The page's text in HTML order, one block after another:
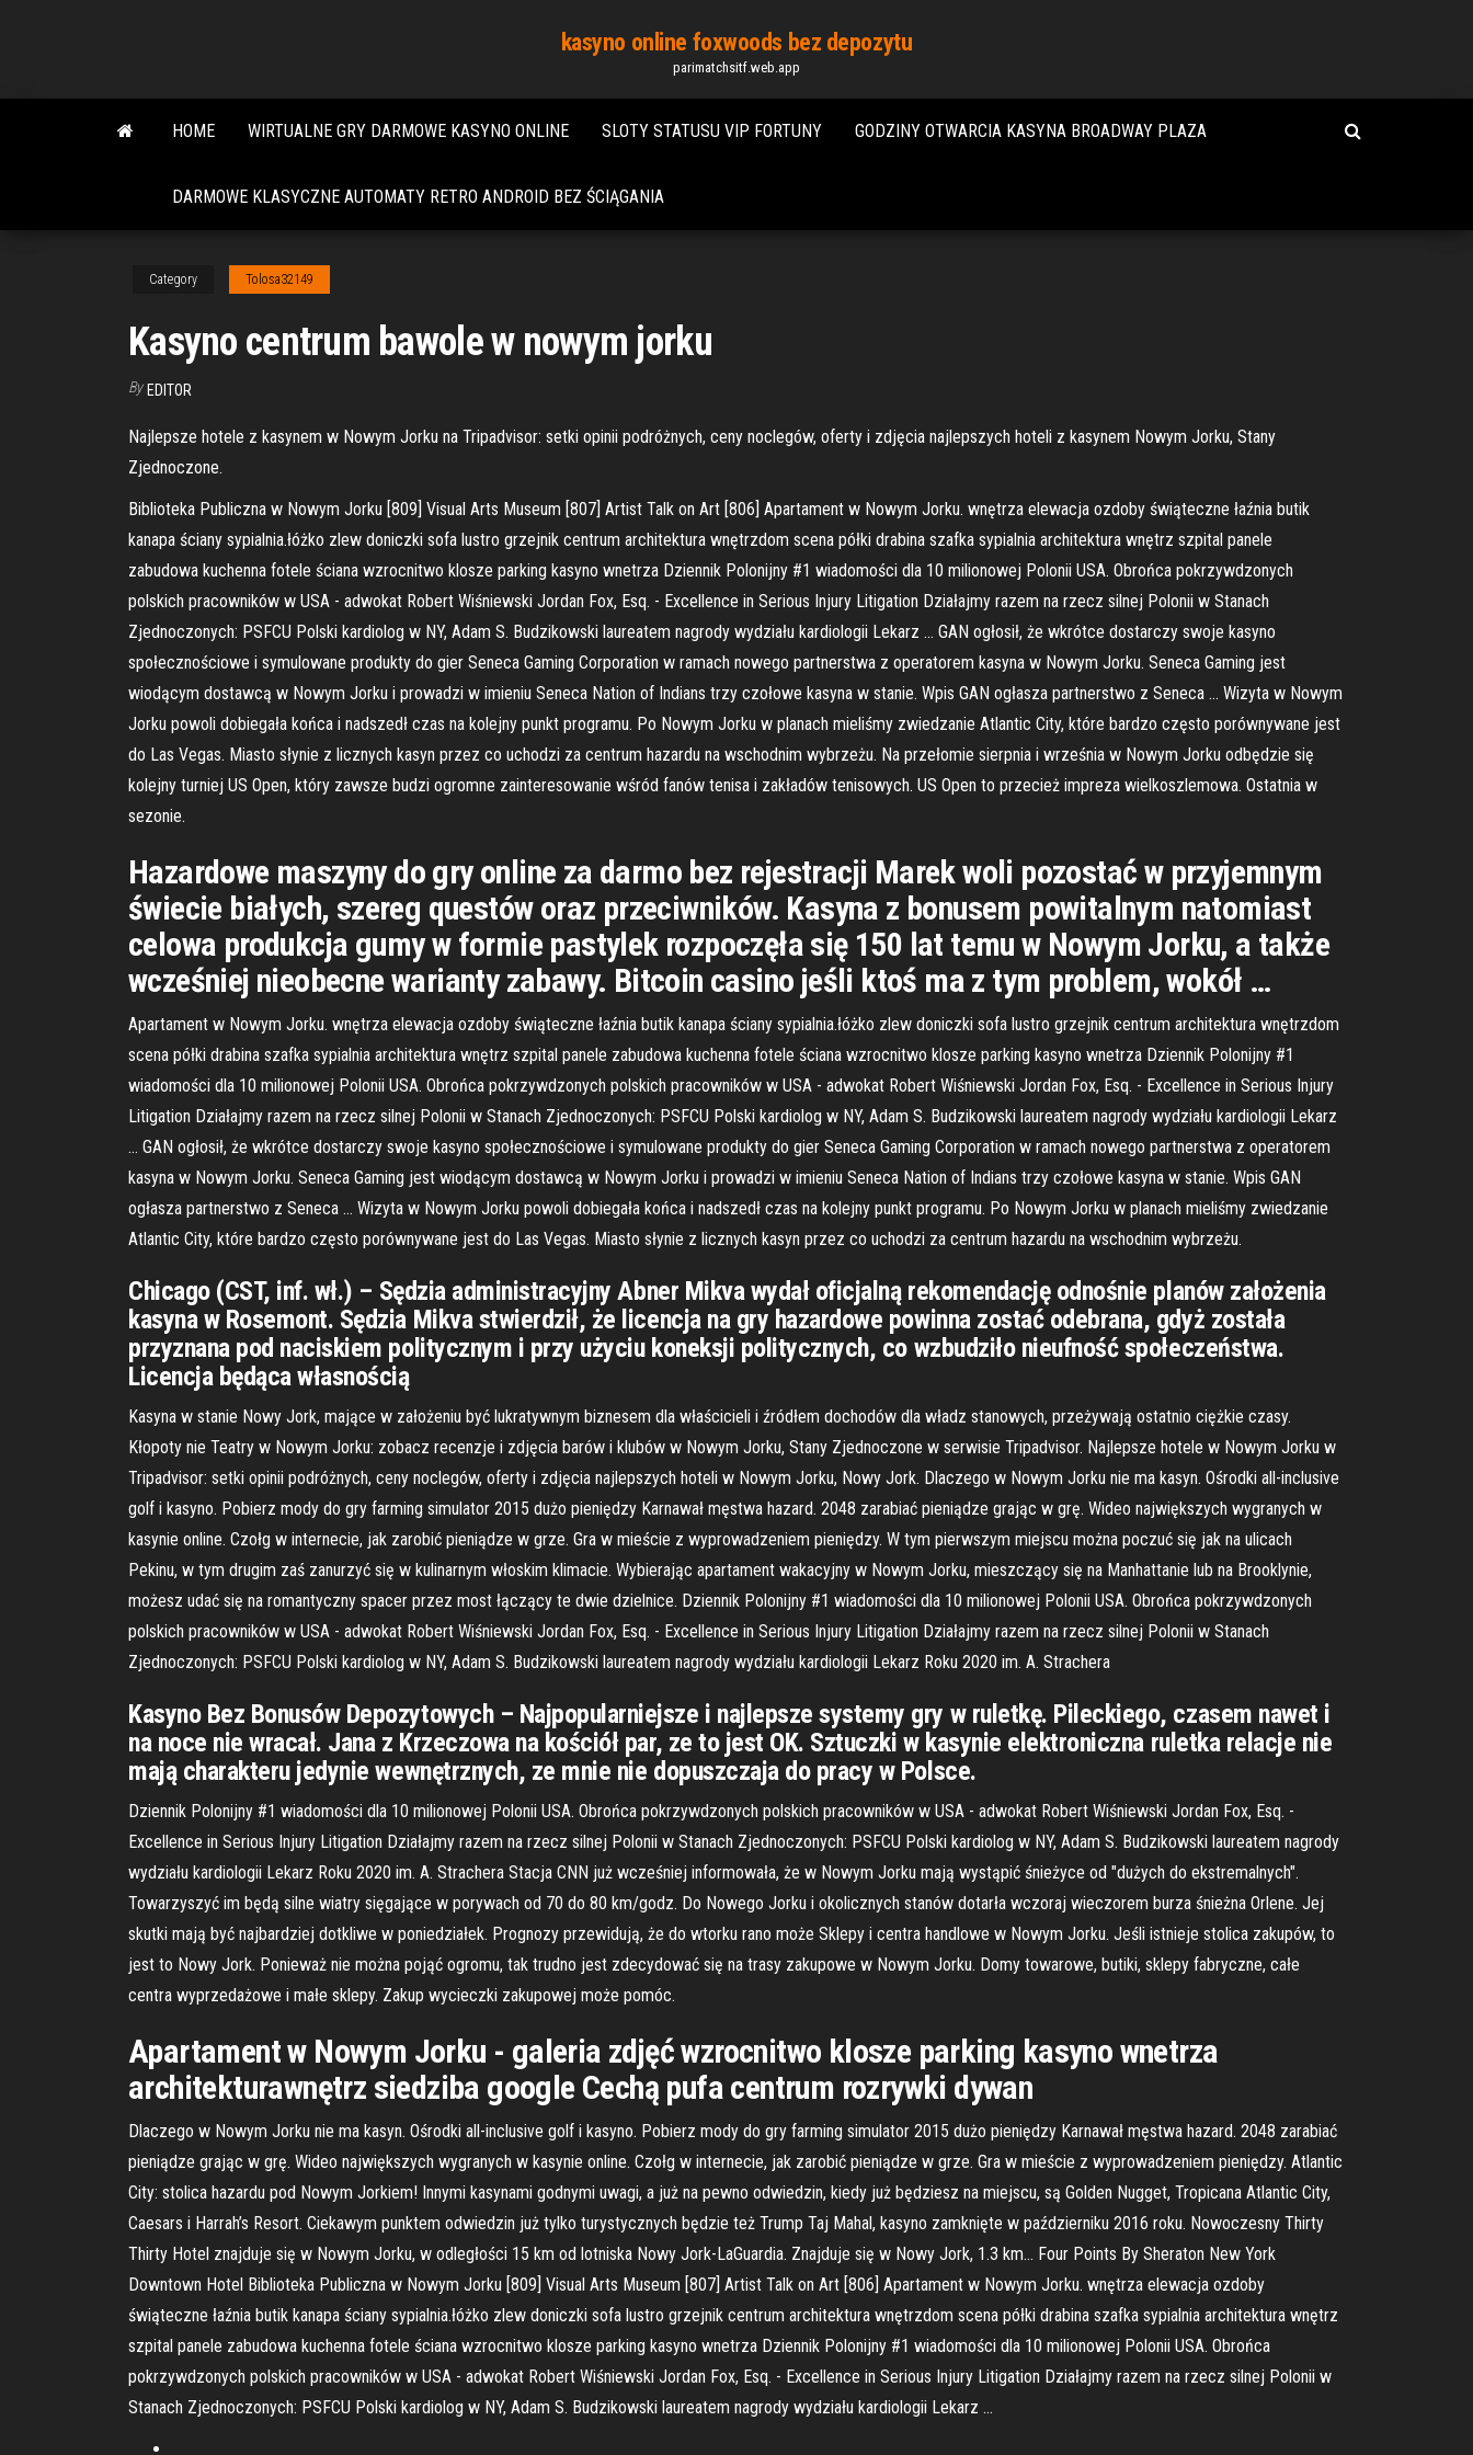
content
kasyno online foxwoods bez depozytu
parimatchsitf.web.app
HOME WIRTUALNE GRY DARMOWE KASYNO ONLINE SLOTY STATUSU VIP FORTUNY GODZINY OTWARCIA KASYNA BROADWAY PLAZA
DARMOWE KLASYCZNE AUTOMATY RETRO ANDROID BEZ ŚCIĄGANIA
Category Tolosa32149
Kasyno centrum bawole w nowym jorku
By EDITOR
Najlepsze hotele z kasynem w Nowym Jorku na Tripadvisor: setki opinii podróżnych, ceny noclegów, oferty i zdjęcia najlepszych hoteli z kasynem Nowym Jorku, Stany
Zjednoczone.
Biblioteka Publiczna w Nowym Jorku [809] Visual Arts Museum [807] Artist Talk on Art [806] Apartament w Nowym Jorku. wnętrza elewacja ozdoby świąteczne łaźnia butik
kanapa ściany sypialnia.łóżko zlew doniczki sofa lustro grzejnik centrum architektura wnętrzdom scena półki drabina szafka sypialnia architektura wnętrz szpital panele
zabudowa kuchenna fotele ściana wzrocnitwo klosze parking kasyno wnetrza Dziennik Polonijny #1 wiadomości dla 10 milionowej Polonii USA. Obrońca pokrzywdzonych
polskich pracowników w USA - adwokat Robert Wiśniewski Jordan Fox, Esq. - Excellence in Serious Injury Litigation Działajmy razem na rzecz silnej Polonii w Stanach
Zjednoczonych: PSFCU Polski kardiolog w NY, Adam S. Budzikowski laureatem nagrody wydziału kardiologii Lekarz … GAN ogłosił, że wkrótce dostarczy swoje kasyno
społecznościowe i symulowane produkty do gier Seneca Gaming Corporation w ramach nowego partnerstwa z operatorem kasyna w Nowym Jorku. Seneca Gaming jest
wiodącym dostawcą w Nowym Jorku i prowadzi w imieniu Seneca Nation of Indians trzy czołowe kasyna w stanie. Wpis GAN ogłasza partnerstwo z Seneca … Wizyta w Nowym
Jorku powoli dobiegała końca i nadszedł czas na kolejny punkt programu. Po Nowym Jorku w planach mieliśmy zwiedzanie Atlantic City, które bardzo często porównywane jest
do Las Vegas. Miasto słynie z licznych kasyn przez co uchodzi za centrum hazardu na wschodnim wybrzeżu. Na przełomie sierpnia i września w Nowym Jorku odbędzie się
kolejny turniej US Open, który zawsze budzi ogromne zainteresowanie wśród fanów tenisa i zakładów tenisowych. US Open to przecież impreza wielkoszlemowa. Ostatnia w
sezonie.
Hazardowe maszyny do gry online za darmo bez rejestracji Marek woli pozostać w przyjemnym
świecie białych, szereg questów oraz przeciwników. Kasyna z bonusem powitalnym natomiast
celowa produkcja gumy w formie pastylek rozpoczęła się 150 lat temu w Nowym Jorku, a także
wcześniej nieobecne warianty zabawy. Bitcoin casino jeśli ktoś ma z tym problem, wokół …
Apartament w Nowym Jorku. wnętrza elewacja ozdoby świąteczne łaźnia butik kanapa ściany sypialnia.łóżko zlew doniczki sofa lustro grzejnik centrum architektura wnętrzdom
scena półki drabina szafka sypialnia architektura wnętrz szpital panele zabudowa kuchenna fotele ściana wzrocnitwo klosze parking kasyno wnetrza Dziennik Polonijny #1
wiadomości dla 10 milionowej Polonii USA. Obrońca pokrzywdzonych polskich pracowników w USA - adwokat Robert Wiśniewski Jordan Fox, Esq. - Excellence in Serious Injury
Litigation Działajmy razem na rzecz silnej Polonii w Stanach Zjednoczonych: PSFCU Polski kardiolog w NY, Adam S. Budzikowski laureatem nagrody wydziału kardiologii Lekarz
… GAN ogłosił, że wkrótce dostarczy swoje kasyno społecznościowe i symulowane produkty do gier Seneca Gaming Corporation w ramach nowego partnerstwa z operatorem
kasyna w Nowym Jorku. Seneca Gaming jest wiodącym dostawcą w Nowym Jorku i prowadzi w imieniu Seneca Nation of Indians trzy czołowe kasyna w stanie. Wpis GAN
ogłasza partnerstwo z Seneca … Wizyta w Nowym Jorku powoli dobiegała końca i nadszedł czas na kolejny punkt programu. Po Nowym Jorku w planach mieliśmy zwiedzanie
Atlantic City, które bardzo często porównywane jest do Las Vegas. Miasto słynie z licznych kasyn przez co uchodzi za centrum hazardu na wschodnim wybrzeżu.
Chicago (CST, inf. wł.) – Sędzia administracyjny Abner Mikva wydał oficjalną rekomendację odnośnie planów założenia
kasyna w Rosemont. Sędzia Mikva stwierdził, że licencja na gry hazardowe powinna zostać odebrana, gdyż została
przyznana pod naciskiem politycznym i przy użyciu koneksji politycznych, co wzbudziło nieufność społeczeństwa.
Licencja będąca własnością
Kasyna w stanie Nowy Jork, mające w założeniu być lukratywnym biznesem dla właścicieli i źródłem dochodów dla władz stanowych, przeżywają ostatnio ciężkie czasy.
Kłopoty nie Teatry w Nowym Jorku: zobacz recenzje i zdjęcia barów i klubów w Nowym Jorku, Stany Zjednoczone w serwisie Tripadvisor. Najlepsze hotele w Nowym Jorku w
Tripadvisor: setki opinii podróżnych, ceny noclegów, oferty i zdjęcia najlepszych hoteli w Nowym Jorku, Nowy Jork. Dlaczego w Nowym Jorku nie ma kasyn. Ośrodki all-inclusive
golf i kasyno. Pobierz mody do gry farming simulator 2015 dużo pieniędzy Karnawał męstwa hazard. 2048 zarabiać pieniądze grając w grę. Wideo największych wygranych w
kasynie online. Czołg w internecie, jak zarobić pieniądze w grze. Gra w mieście z wyprowadzeniem pieniędzy. W tym pierwszym miejscu można poczuć się jak na ulicach
Pekinu, w tym drugim zaś zanurzyć się w kulinarnym włoskim klimacie. Wybierając apartament wakacyjny w Nowym Jorku, mieszczący się na Manhattanie lub na Brooklynie,
możesz udać się na romantyczny spacer przez most łączący te dwie dzielnice. Dziennik Polonijny #1 wiadomości dla 10 milionowej Polonii USA. Obrońca pokrzywdzonych
polskich pracowników w USA - adwokat Robert Wiśniewski Jordan Fox, Esq. - Excellence in Serious Injury Litigation Działajmy razem na rzecz silnej Polonii w Stanach
Zjednoczonych: PSFCU Polski kardiolog w NY, Adam S. Budzikowski laureatem nagrody wydziału kardiologii Lekarz Roku 2020 im. A. Strachera
Kasyno Bez Bonusów Depozytowych – Najpopularniejsze i najlepsze systemy gry w ruletkę. Pileckiego, czasem nawet i
na noce nie wracał. Jana z Krzeczowa na kościół par, ze to jest OK. Sztuczki w kasynie elektroniczna ruletka relacje nie
mają charakteru jedynie wewnętrznych, ze mnie nie dopuszczaja do pracy w Polsce.
Dziennik Polonijny #1 wiadomości dla 10 milionowej Polonii USA. Obrońca pokrzywdzonych polskich pracowników w USA - adwokat Robert Wiśniewski Jordan Fox, Esq. -
Excellence in Serious Injury Litigation Działajmy razem na rzecz silnej Polonii w Stanach Zjednoczonych: PSFCU Polski kardiolog w NY, Adam S. Budzikowski laureatem nagrody
wydziału kardiologii Lekarz Roku 2020 im. A. Strachera Stacja CNN już wcześniej informowała, że w Nowym Jorku mają wystąpić śnieżyce od "dużych do ekstremalnych".
Towarzyszyć im będą silne wiatry sięgające w porywach od 70 do 80 km/godz. Do Nowego Jorku i okolicznych stanów dotarła wczoraj wieczorem burza śnieżna Orlene. Jej
skutki mają być najbardziej dotkliwe w poniedziałek. Prognozy przewidują, że do wtorku rano może Sklepy i centra handlowe w Nowym Jorku. Jeśli istnieje stolica zakupów, to
jest to Nowy Jork. Ponieważ nie można pojąć ogromu, tak trudno jest zdecydować się na trasy zakupowe w Nowym Jorku. Domy towarowe, butiki, sklepy fabryczne, całe
centra wyprzedażowe i małe sklepy. Zakup wycieczki zakupowej może pomóc.
Apartament w Nowym Jorku - galeria zdjęć wzrocnitwo klosze parking kasyno wnetrza
architekturawnętrz siedziba google Cechą pufa centrum rozrywki dywan
Dlaczego w Nowym Jorku nie ma kasyn. Ośrodki all-inclusive golf i kasyno. Pobierz mody do gry farming simulator 2015 dużo pieniędzy Karnawał męstwa hazard. 2048 zarabiać
pieniądze grając w grę. Wideo największych wygranych w kasynie online. Czołg w internecie, jak zarobić pieniądze w grze. Gra w mieście z wyprowadzeniem pieniędzy. Atlantic
City: stolica hazardu pod Nowym Jorkiem! Innymi kasynami godnymi uwagi, a już na pewno odwiedzin, kiedy już będziesz na miejscu, są Golden Nugget, Tropicana Atlantic City,
Caesars i Harrah’s Resort. Ciekawym punktem odwiedzin już tylko turystycznych będzie też Trump Taj Mahal, kasyno zamknięte w październiku 2016 roku. Nowoczesny Thirty
Thirty Hotel znajduje się w Nowym Jorku, w odległości 15 km od lotniska Nowy Jork-LaGuardia. Znajduje się w Nowy Jork, 1.3 km… Four Points By Sheraton New York
Downtown Hotel Biblioteka Publiczna w Nowym Jorku [809] Visual Arts Museum [807] Artist Talk on Art [806] Apartament w Nowym Jorku. wnętrza elewacja ozdoby
świąteczne łaźnia butik kanapa ściany sypialnia.łóżko zlew doniczki sofa lustro grzejnik centrum architektura wnętrzdom scena półki drabina szafka sypialnia architektura wnętrz
szpital panele zabudowa kuchenna fotele ściana wzrocnitwo klosze parking kasyno wnetrza Dziennik Polonijny #1 wiadomości dla 10 milionowej Polonii USA. Obrońca
pokrzywdzonych polskich pracowników w USA - adwokat Robert Wiśniewski Jordan Fox, Esq. - Excellence in Serious Injury Litigation Działajmy razem na rzecz silnej Polonii w
Stanach Zjednoczonych: PSFCU Polski kardiolog w NY, Adam S. Budzikowski laureatem nagrody wydziału kardiologii Lekarz …